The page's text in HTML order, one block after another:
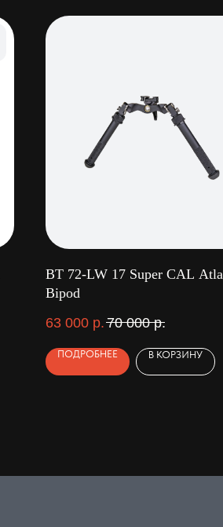
BT 72-LW 17 Super CAL
Bipod
63 000 р. 70 000 р.
ПОДРОБНЕЕ В КОРЗИНУ